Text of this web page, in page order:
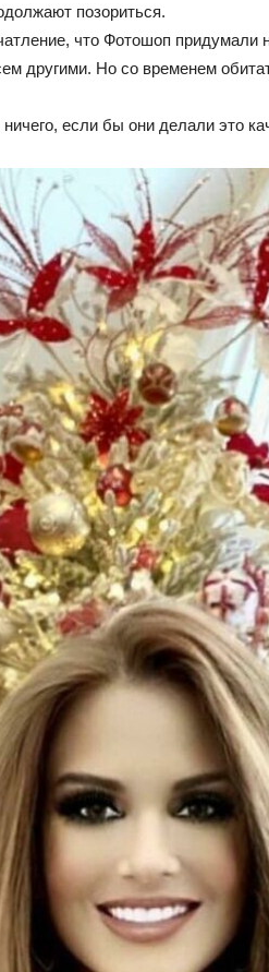
позориться.
что Фотошоп придумали
другими. Но со временем
если бы они делали это